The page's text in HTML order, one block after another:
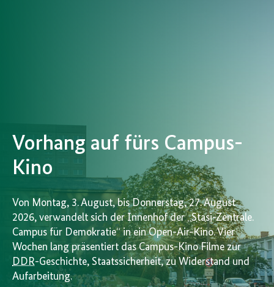
Vorhang auf fürs Campus-
Kino
Von Montag, 3. August, bis Donnerstag, 27. August
2026, verwandelt sich der Innenhof der „Stasi-Zentrale.
Campus für Demokratie“ in ein Open-Air-Kino. Vier
Wochen lang präsentiert das Campus-Kino Filme zur
DDR-Geschichte, Staatssicherheit, zu Widerstand und
Aufarbeitung.